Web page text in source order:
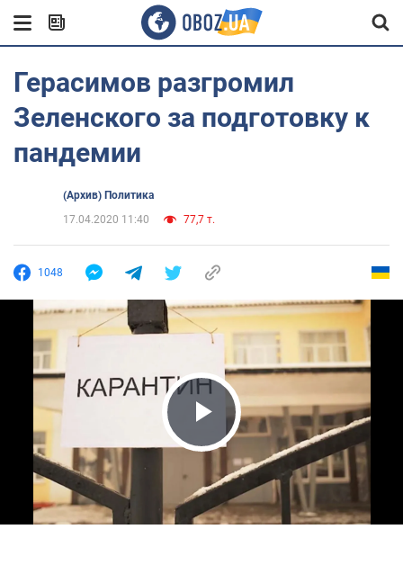
Герасимов разгромил
Зеленского за подготовку к
пандемии
(Архив) Политика
17.04.2020 11:40
77,7 т.
1048
Play Video